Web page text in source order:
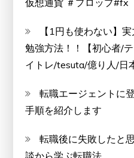
仮想通貨 ＃プロップ#fx
【1円も使わない】
勉強方法！！【初心者/
イトレ/tesuta/億り人/日
転職エージェントに
手順を紹介します
転職後に失敗したと